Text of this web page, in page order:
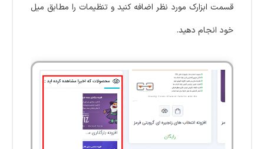
قسمت ابزارک مورد نظر اضافه کنید و تنظیمات را مطابق میل
خود انجام دهید.